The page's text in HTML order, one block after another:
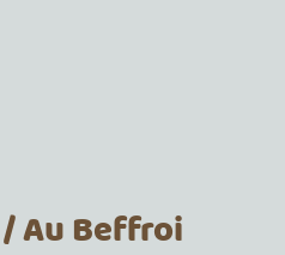
Au Beffroi